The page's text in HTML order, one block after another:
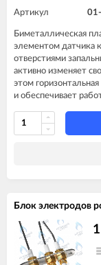
Артикул
Биметаллическая
элементом датчика
отверстиями
активно изменяет
этом
и обеспечивает
Блок электродов